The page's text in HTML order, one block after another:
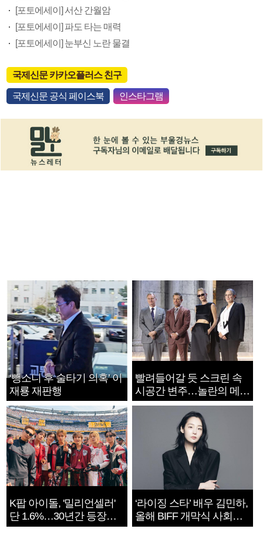
[포토에세이] 서산 간월암
[포토에세이] 파도 타는 매력
[포토에세이] 눈부신 노란 물결
국제신문 카카오플러스 친구
국제신문 공식 페이스북 인스타그램
‘뺑소니 후 술타기 의혹’ 이
재룡 재판행
빨려들어갈 듯 스크린 속
시공간 변주…놀란의 메시
지는 ‘전쟁 속죄’
K팝 아이돌, '밀리언셀러'
단 1.6%…30년간 등장
1182개팀 전수조사
‘라이징 스타’ 배우 김민하,
올해 BIFF 개막식 사회자
확정